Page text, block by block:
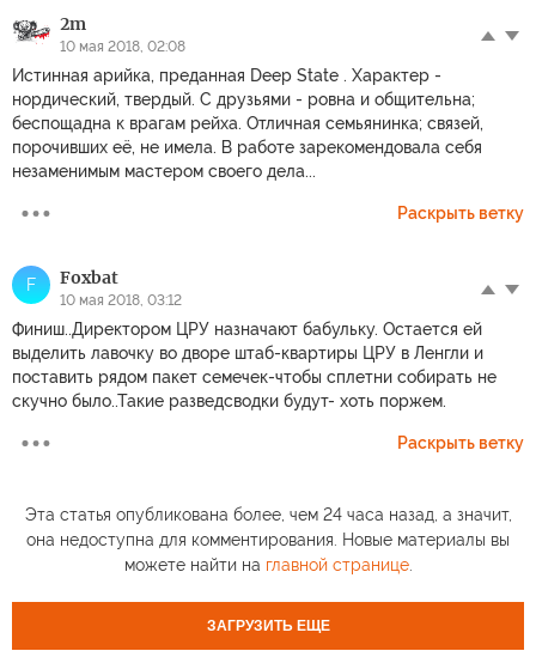
2m
10 мая 2018, 02:08
Истинная арийка, преданная Deep State . Характер -
нордический, твердый. С друзьями - ровна и общительна;
беспощадна к врагам рейха. Отличная семьянинка; связей,
порочивших её, не имела. В работе зарекомендовала себя
незаменимым мастером своего дела...
Раскрыть ветку
F Foxbat
10 мая 2018, 03:12
Финиш..Директором ЦРУ назначают бабульку. Остается ей
выделить лавочку во дворе штаб-квартиры ЦРУ в Ленгли и
поставить рядом пакет семечек-чтобы сплетни собирать не
скучно было..Такие разведсводки будут- хоть поржем.
Раскрыть ветку
Эта статья опубликована более, чем 24 часа назад, а значит,
она недоступна для комментирования. Новые материалы вы
можете найти на главной странице.
ЗАГРУЗИТЬ ЕЩЕ